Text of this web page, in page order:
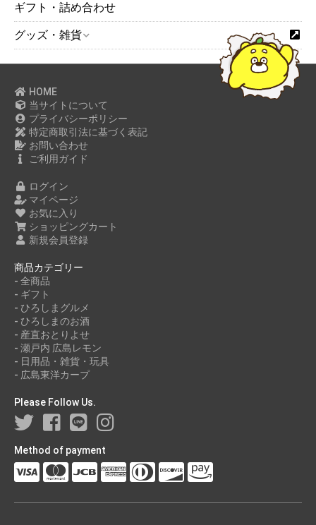
ギフト・詰め合わせ
グッズ・雑貨
HOME
当サイトについて
プライバシーポリシー
特定商取引法に基づく表記
お問い合わせ
ご利用ガイド
ログイン
マイページ
お気に入り
ショッピングカート
新規会員登録
商品カテゴリー
- 全商品
- ギフト
- ひろしまグルメ
- ひろしまのお酒
- 産直おとりよせ
- 瀬戸内 広島レモン
- 日用品・雑貨・玩具
- 広島東洋カープ
Please Follow Us.
Method of payment